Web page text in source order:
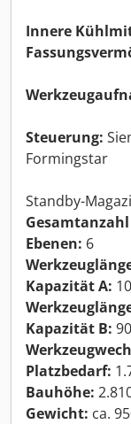
Innere
Steuerung:
Formingstar
Standby-
Ebenen: 6
Kapazität A:
Kapazität B:
Platzbedarf:
Bauhöhe:
Gewicht: ca.